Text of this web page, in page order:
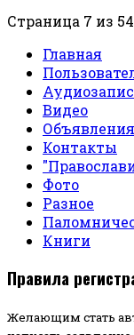
Страница 7 из 54
Главная
Видео
Объявления
Контакты
Фото
Разное
Книги
Правила
Желающим стать